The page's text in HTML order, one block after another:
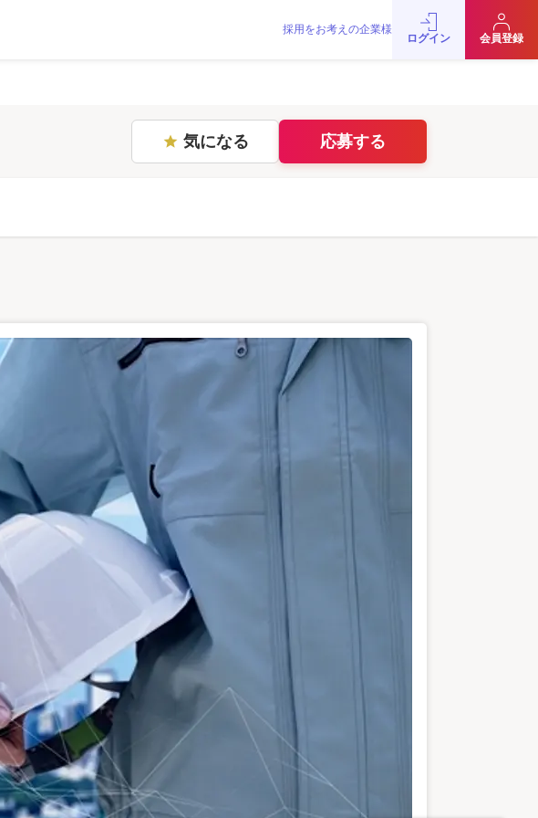
採用をお考えの企業様
ログイン 会員登録
star 気になる 応募する
お問い合わせJobRainbow MAGAZINE